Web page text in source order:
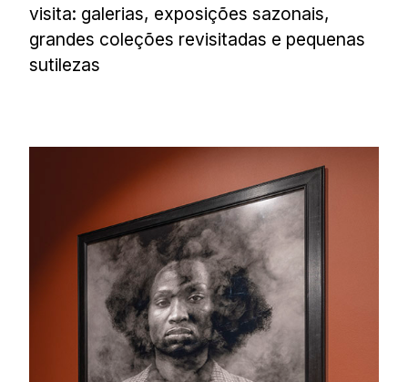
visita: galerias, exposições sazonais,
grandes coleções revisitadas e pequenas
sutilezas